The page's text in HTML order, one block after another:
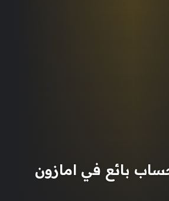
بائع في امازون